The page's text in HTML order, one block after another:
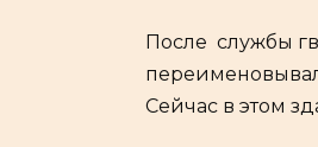
После службы
Сейчас в этом